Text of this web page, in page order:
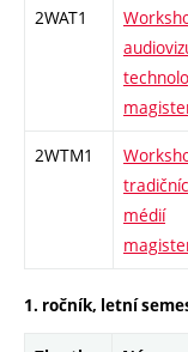
2WAT1
2WTM1
médií
1. ročník, letní